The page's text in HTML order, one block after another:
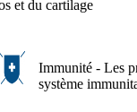
et du cartilage
Immunité - Les
système